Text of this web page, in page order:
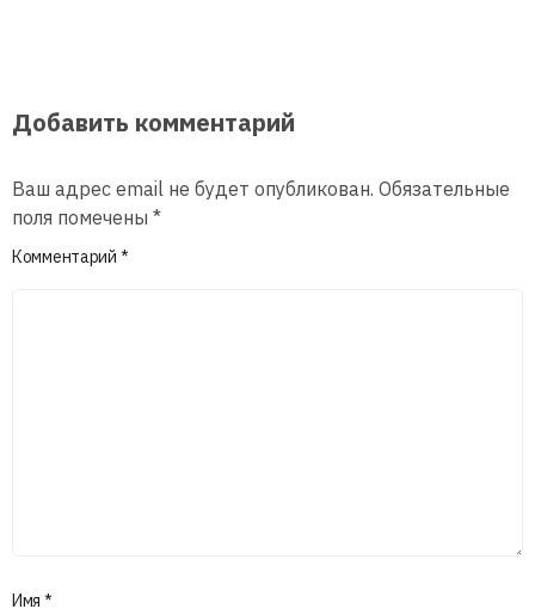
Добавить комментарий
Ваш адрес email не будет опубликован. Обязательные
поля помечены *
Комментарий *
Имя *